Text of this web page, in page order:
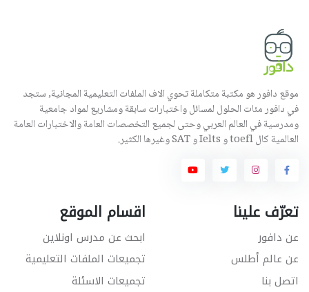
موقع دافور هو مكتبة متكاملة تحوي الاف الملفات التعليمية المجانية, ستجد
في دافور مئات الحلول لمسائل واختبارات سابقة ومشاريع لمواد جامعية
ومدرسية في العالم العربي وحتى لجميع التخصصات العامة والاختبارات العامة
العالمية كال toefl و Ielts و SAT وغيرها الكثير.
تعرّف علينا
عن دافور
عن عالم أطلس
اتصل بنا
اقسام الموقع
ابحث عن مدرس اونلاين
تجميعات الملفات التعليمية
تجميعات الاسئلة